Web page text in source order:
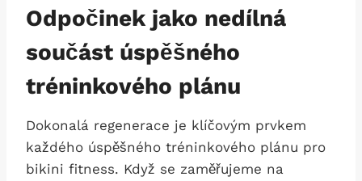
Odpočinek jako nedílná‌
součást úspěšného⁤
tréninkového plánu
Dokonalá regenerace⁢ je klíčovým prvkem
každého úspěšného tréninkového plánu pro⁢
bikini fitness. Když se zaměřujeme na